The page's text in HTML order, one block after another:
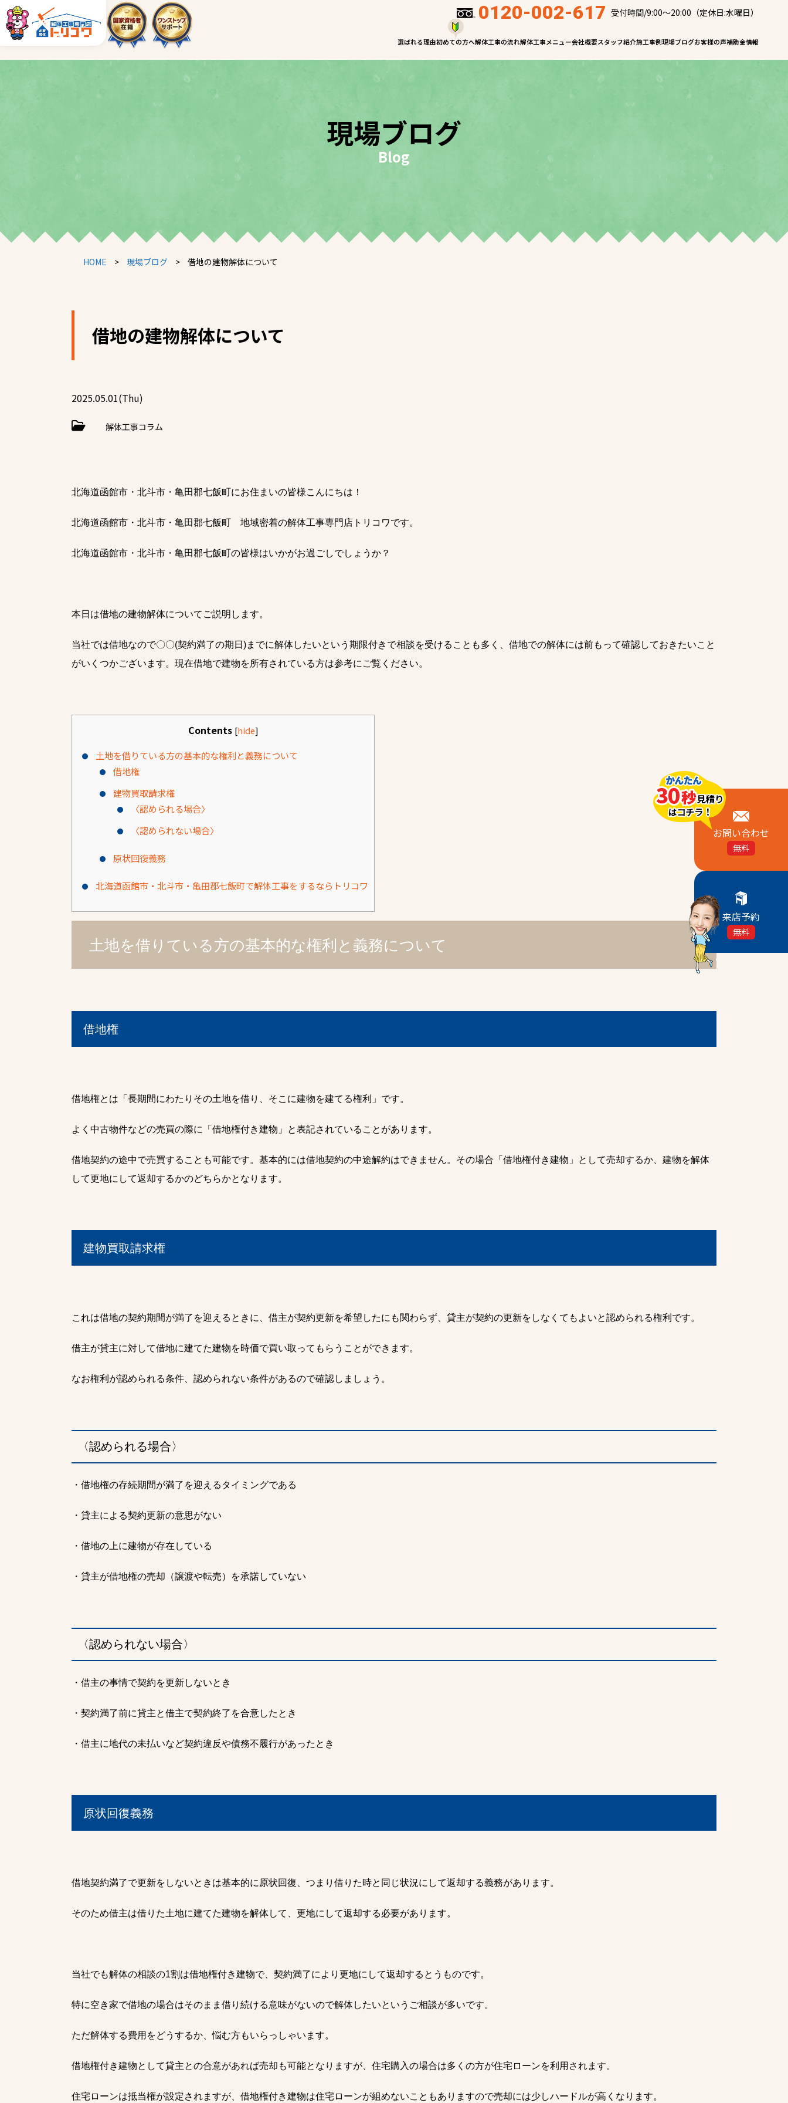
0120-002-617 受付時間/9:00～20:00（定休日:水曜日）
選ばれる理由初めての方へ解体工事の流れ解体工事メニュー会社概要スタッフ紹介施工事例現場ブログお客様の声補助金情報
現場ブログ
Blog
HOME > 現場ブログ > 借地の建物解体について
借地の建物解体について
2025.05.01(Thu)
解体工事コラム
北海道函館市・北斗市・亀田郡七飯町にお住まいの皆様こんにちは！
北海道函館市・北斗市・亀田郡七飯町 地域密着の解体工事専門店トリコワです。
北海道函館市・北斗市・亀田郡七飯町の皆様はいかがお過ごしでしょうか？
本日は借地の建物解体についてご説明します。
当社では借地なので〇〇(契約満了の期日)までに解体したいという期限付きで相談を受けることも多く、借地での解体には前もって確認しておきたいこと
がいくつかございます。現在借地で建物を所有されている方は参考にご覧ください。
Contents [hide]
土地を借りている方の基本的な権利と義務について
借地権
建物買取請求権
〈認められる場合〉
〈認められない場合〉
原状回復義務
北海道函館市・北斗市・亀田郡七飯町で解体工事をするならトリコワ
土地を借りている方の基本的な権利と義務について
借地権
借地権とは「長期間にわたりその土地を借り、そこに建物を建てる権利」です。
よく中古物件などの売買の際に「借地権付き建物」と表記されていることがあります。
借地契約の途中で売買することも可能です。基本的には借地契約の中途解約はできません。その場合「借地権付き建物」として売却するか、建物を解体
して更地にして返却するかのどちらかとなります。
建物買取請求権
これは借地の契約期間が満了を迎えるときに、借主が契約更新を希望したにも関わらず、貸主が契約の更新をしなくてもよいと認められる権利です。
借主が貸主に対して借地に建てた建物を時価で買い取ってもらうことができます。
なお権利が認められる条件、認められない条件があるので確認しましょう。
〈認められる場合〉
・借地権の存続期間が満了を迎えるタイミングである
・貸主による契約更新の意思がない
・借地の上に建物が存在している
・貸主が借地権の売却（譲渡や転売）を承諾していない
〈認められない場合〉
・借主の事情で契約を更新しないとき
・契約満了前に貸主と借主で契約終了を合意したとき
・借主に地代の未払いなど契約違反や債務不履行があったとき
原状回復義務
借地契約満了で更新をしないときは基本的に原状回復、つまり借りた時と同じ状況にして返却する義務があります。
そのため借主は借りた土地に建てた建物を解体して、更地にして返却する必要があります。
当社でも解体の相談の1割は借地権付き建物で、契約満了により更地にして返却するとうものです。
特に空き家で借地の場合はそのまま借り続ける意味がないので解体したいというご相談が多いです。
ただ解体する費用をどうするか、悩む方もいらっしゃいます。
借地権付き建物として貸主との合意があれば売却も可能となりますが、住宅購入の場合は多くの方が住宅ローンを利用されます。
住宅ローンは抵当権が設定されますが、借地権付き建物は住宅ローンが組めないこともありますので売却には少しハードルが高くなります。
お問い合わせ
無料
来店予約
無料